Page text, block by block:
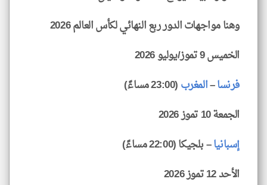
وهنا مواجهات الدور ربع النهائي لكأس العالم 2026
الخميس 9 تموز/يوليو 2026
فرنسا–المغرب(23:00 مساءً)
الجمعة 10 تموز 2026
إسبانيا– بلجيكا (22:00 مساءً)
الأحد 12 تموز 2026